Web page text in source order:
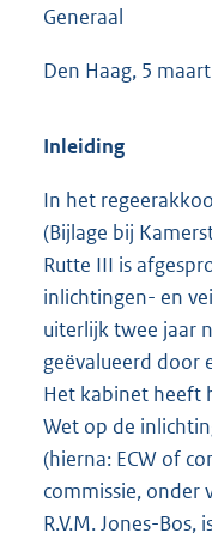
Generaal
Den Haag, 5
Inleiding
In het
(Bijlage bij
Rutte III is
inlichtingen- en
uiterlijk twee jaar
geëvalueerd door
Het kabinet heeft
Wet op de
(hierna: ECW of
commissie, onder
R.V.M. Jones-